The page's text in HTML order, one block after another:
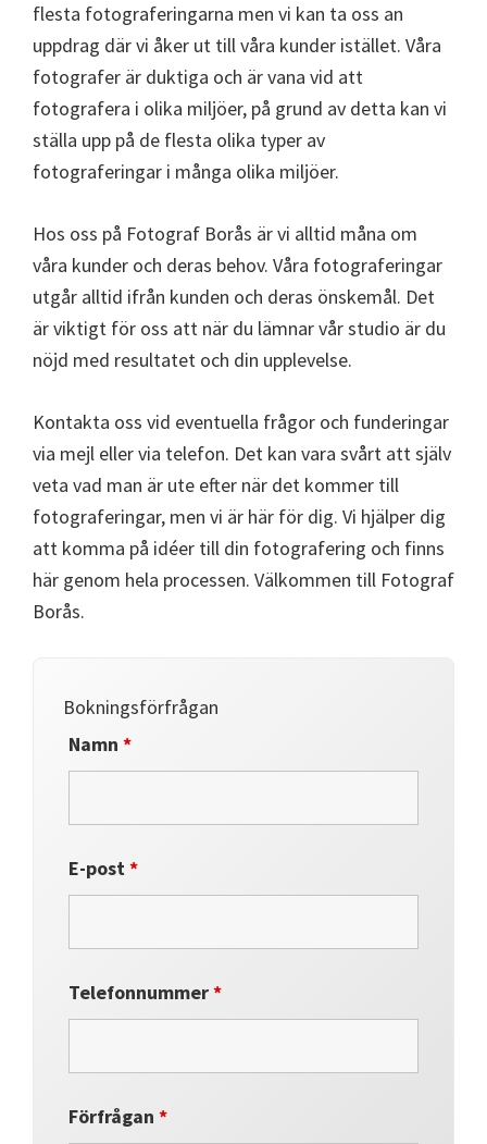
flesta fotograferingarna men vi kan ta oss an
uppdrag där vi åker ut till våra kunder istället. Våra
fotografer är duktiga och är vana vid att
fotografera i olika miljöer, på grund av detta kan vi
ställa upp på de flesta olika typer av
fotograferingar i många olika miljöer.
Hos oss på Fotograf Borås är vi alltid måna om
våra kunder och deras behov. Våra fotograferingar
utgår alltid ifrån kunden och deras önskemål. Det
är viktigt för oss att när du lämnar vår studio är du
nöjd med resultatet och din upplevelse.
Kontakta oss vid eventuella frågor och funderingar
via mejl eller via telefon. Det kan vara svårt att själv
veta vad man är ute efter när det kommer till
fotograferingar, men vi är här för dig. Vi hjälper dig
att komma på idéer till din fotografering och finns
här genom hela processen. Välkommen till Fotograf
Borås.
Bokningsförfrågan
Namn*
E-post*
Telefonnummer*
Förfrågan*